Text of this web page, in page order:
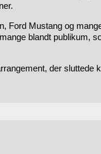
Ford Mustang og
blandt publikum,
der sluttede